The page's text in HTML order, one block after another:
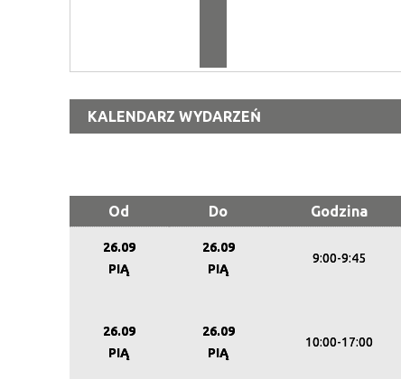
KALENDARZ WYDARZEŃ
Od Do Godzina
26.09
PIĄ
26.09
PIĄ
9:00-9:45
26.09
PIĄ
26.09
PIĄ
10:00-17:00